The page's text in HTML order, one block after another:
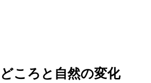
ころと自然の変化